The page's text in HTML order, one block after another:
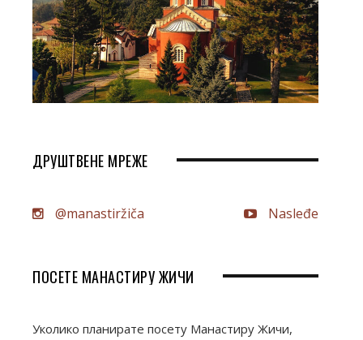
ДРУШТВЕНЕ МРЕЖЕ
@manastiržiča Nasleđe
ПОСЕТЕ МАНАСТИРУ ЖИЧИ
Уколико планирате посету Манастиру Жичи,